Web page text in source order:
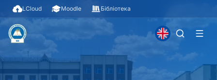
LCloud Moodle Бібліотека